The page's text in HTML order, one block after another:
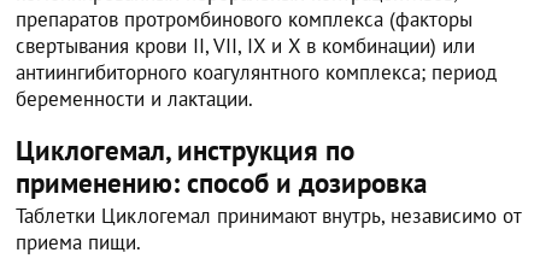
препаратов протромбинового комплекса (факторы
свертывания крови II, VII, IX и X в комбинации) или
антиингибиторного коагулянтного комплекса; период
беременности и лактации.
Циклогемал, инструкция по
применению: способ и дозировка
Таблетки Циклогемал принимают внутрь, независимо от
приема пищи.